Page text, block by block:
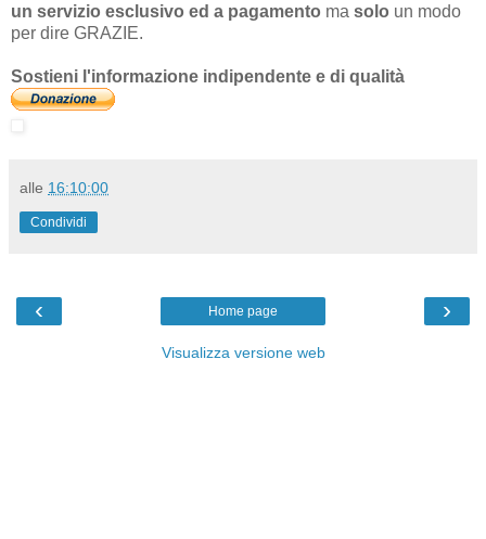
un servizio esclusivo ed a pagamento ma solo un modo
per dire GRAZIE.
Sostieni l'informazione indipendente e di qualità
alle 16:10:00
Condividi
‹ ›
Home page
Visualizza versione web